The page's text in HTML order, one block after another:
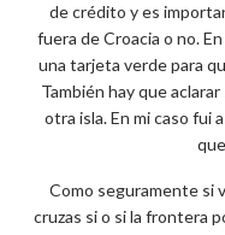
de crédito y es
fuera de Croacia o no.
una tarjeta verde para
También hay que
otra isla. En mi caso fui
Como seguramente si
cruzas si o si la frontera